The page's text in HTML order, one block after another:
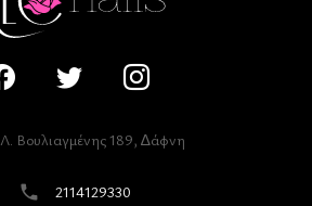
Λ. Βουλιαγµένης 189, ∆άφνη
2114129330